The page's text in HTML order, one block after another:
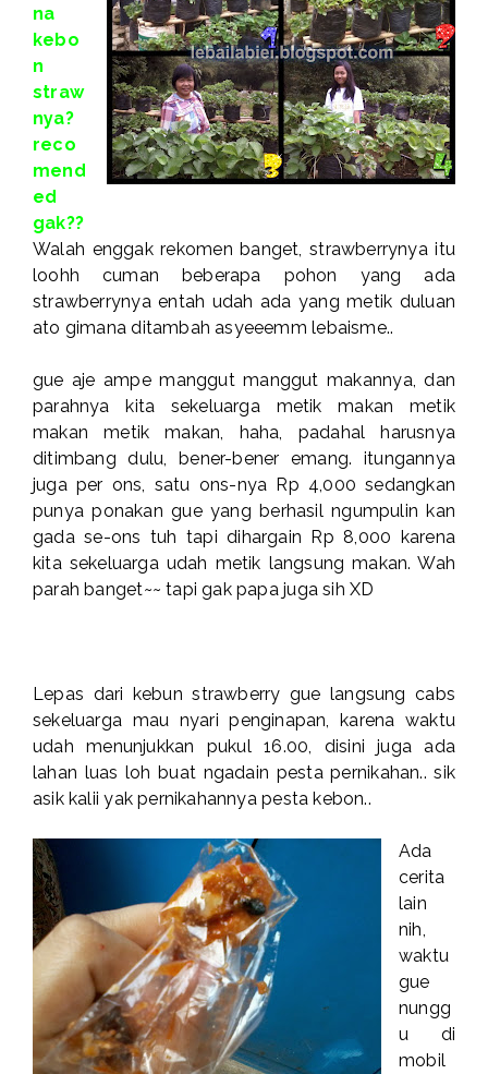
na
kebo
n
straw
nya?
reco
mend
ed
gak??
Walah enggak rekomen banget, strawberrynya itu
loohh cuman beberapa pohon yang ada
strawberrynya entah udah ada yang metik duluan
ato gimana ditambah asyeeemm lebaisme..
gue aje ampe manggut manggut makannya, dan
parahnya kita sekeluarga metik makan metik
makan metik makan, haha, padahal harusnya
ditimbang dulu, bener-bener emang. itungannya
juga per ons, satu ons-nya Rp 4,000 sedangkan
punya ponakan gue yang berhasil ngumpulin kan
gada se-ons tuh tapi dihargain Rp 8,000 karena
kita sekeluarga udah metik langsung makan. Wah
parah banget~~ tapi gak papa juga sih XD
Lepas dari kebun strawberry gue langsung cabs
sekeluarga mau nyari penginapan, karena waktu
udah menunjukkan pukul 16.00, disini juga ada
lahan luas loh buat ngadain pesta pernikahan.. sik
asik kalii yak pernikahannya pesta kebon..
Ada
cerita
lain
nih,
waktu
gue
nungg
u di
mobil